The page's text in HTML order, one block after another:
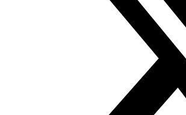
Lugar: Teatro del Barrio, c/ Zurita 20
Las primaveras árabes inauguraron un
colectiva global, que ha recorrido medio